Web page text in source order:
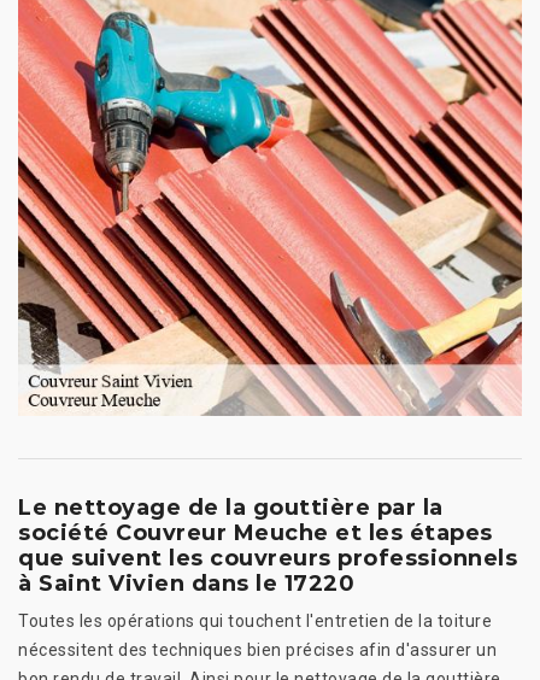
Le nettoyage de la gouttière par la
société Couvreur Meuche et les étapes
que suivent les couvreurs professionnels
à Saint Vivien dans le 17220
Toutes les opérations qui touchent l'entretien de la toiture
nécessitent des techniques bien précises afin d'assurer un